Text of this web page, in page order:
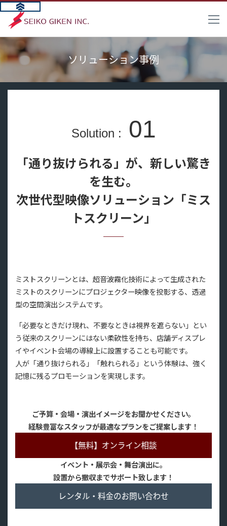
ソリューション事例
Solution : 01
「通り抜けられる」が、新しい驚き
を生む。
次世代型映像ソリューション「ミス
トスクリーン」
ミストスクリーンとは、超音波霧化技術によって生成された
ミストのスクリーンにプロジェクター映像を投影する、透過
型の空間演出システムです。
「必要なときだけ現れ、不要なときは視界を遮らない」とい
う従来のスクリーンにはない柔軟性を持ち、店舗ディスプレ
イやイベント会場の導線上に設置することも可能です。
人が「通り抜けられる」「触れられる」という体験は、強く
記憶に残るプロモーションを実現します。
ご予算・会場・演出イメージをお聞かせください。
経験豊富なスタッフが最適なプランをご提案します！
イベント・展示会・舞台演出に。
設置から撤収までサポート致します！